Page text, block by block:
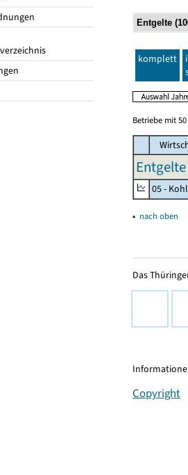
komplett
Betriebe mit
05 -
▴ nach oben
Das
Copyright